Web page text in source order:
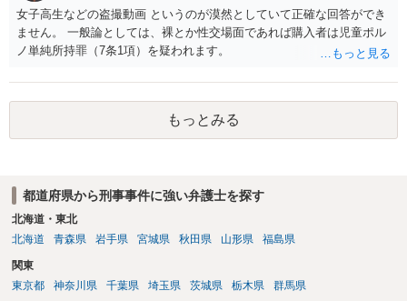
能性があると考えれば良いのでしょうか？ 逮捕や呼び出しの可能性は
極めて低いと思います。 連絡が来ることはないでしょう。
女子高生などの盗撮動画 というのが漠然としていて正確な回答ができ
ません。 一般論としては、裸とか性交場面であれば購入者は児童ポル
ノ単純所持罪（7条1項）を疑われます。
もっとみる
都道府県から刑事事件に強い弁護士を探す
北海道・東北
北海道
青森県 岩手県 宮城県 秋田県 山形県 福島県
関東
東京都
神奈川県 千葉県 埼玉県 茨城県 栃木県 群馬県